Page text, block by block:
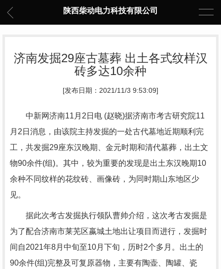
陕西柴动电力科技有限公司
济南发掘29座古墓葬 出土各式纹样汉
砖多达10余种
[发布日期：2021/11/3 9:53:09]
中新网济南11月2日电 (赵晓)据济南市考古研究院11
月2日消息，由该院主持发掘的一处古代墓地近期顺利完
工，共发掘29座东汉晚期、金元时期和清代墓葬，出土文
物90余件(组)。其中，较为重要的发现是出土东汉晚期10
余种不同纹样的花纹砖、画像砖，为同时期山东地区少
见。
据此次考古发掘执行领队曹帅介绍，这次考古发掘是
为了配合济南市莱芜区嬴城土地出让项目而进行，发掘时
间自2021年8月中旬至10月下旬，历时2个多月。出土的
90余件(组)完整及可复原器物，主要有陶壶、陶罐、瓷